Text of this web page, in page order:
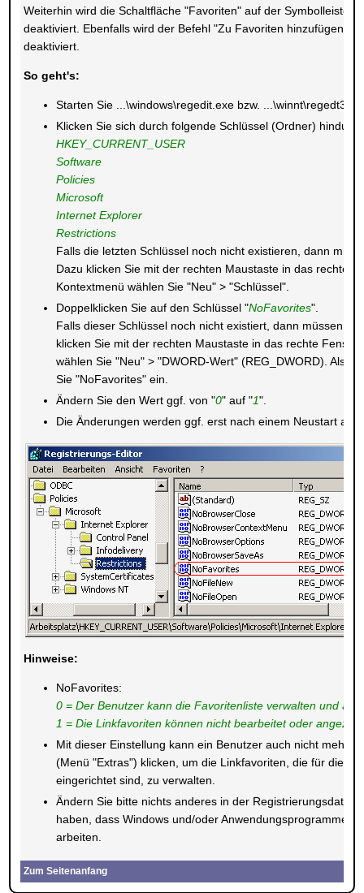
Weiterhin wird die Schaltfläche "Favoriten" auf der Symbolleiste
deaktiviert. Ebenfalls wird der Befehl "Zu Favoriten hinzufügen"
deaktiviert.
So geht's:
Starten Sie ...\windows\regedit.exe bzw.
Klicken Sie sich durch folgende Schlüssel (Ordner)
HKEY_CURRENT_USER
Software
Policies
Microsoft
Internet Explorer
Restrictions
Falls die letzten Schlüssel noch nicht existieren, dann
Dazu klicken Sie mit der rechten Maustaste in das rechte
Kontextmenü wählen Sie "Neu" > "Schlüssel".
Doppelklicken Sie auf den Schlüssel "NoFavorites".
Falls dieser Schlüssel noch nicht existiert, dann müssen
klicken Sie mit der rechten Maustaste in das rechte
wählen Sie "Neu" > "DWORD-Wert" (REG_DWORD). Als
Sie "NoFavorites" ein.
Ändern Sie den Wert ggf. von "0" auf "1".
Die Änderungen werden ggf. erst nach einem Neustart
Hinweise:
NoFavorites:
0 = Der Benutzer kann die Favoritenliste verwalten und
1 = Die Linkfavoriten können nicht bearbeitet oder
Mit dieser Einstellung kann ein Benutzer auch nicht mehr
(Menü "Extras") klicken, um die Linkfavoriten, die für die
eingerichtet sind, zu verwalten.
Ändern Sie bitte nichts anderes in der Registrierungsdatei.
haben, dass Windows und/oder Anwendungsprogramme
arbeiten.
Zum Seitenanfang